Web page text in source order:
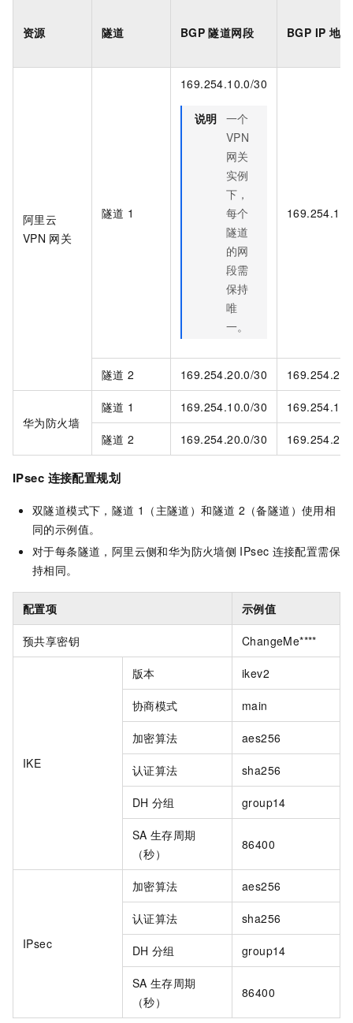
资源 隧道 BGP 隧道网段 BGP IP 地址
阿里云
VPN 网关
隧道 1
169.254.10.0/30
说明 一个
VPN
网关
实例
下，
每个
隧道
的网
段需
保持
唯
一。
隧道 2 169.254.20.0/30
华为防火墙
隧道 1 169.254.10.0/30
隧道 2 169.254.20.0/30
IPsec 连接配置规划
双隧道模式下，隧道 1（主隧道）和隧道 2（备隧道）使用相
同的示例值。
对于每条隧道，阿里云侧和华为防火墙侧 IPsec 连接配置需保
持相同。
配置项 示例值
预共享密钥 ChangeMe****
IKE
版本 ikev2
协商模式 main
加密算法 aes256
认证算法 sha256
DH 分组 group14
SA 生存周期
（秒）
86400
IPsec
加密算法 aes256
认证算法 sha256
DH 分组 group14
SA 生存周期
（秒）
86400